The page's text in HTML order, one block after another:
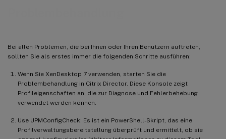
Bei allen Problemen, die bei Ihnen oder Ihren Benutzern auftreten,
sollten Sie als erstes immer die folgenden Schritte ausführen:
Wenn Sie XenDesktop 7 verwenden, starten Sie die
Problembehandlung in Citrix Director. Diese Konsole zeigt
Profileigenschaften an, die zur Diagnose und Fehlerbehebung
verwendet werden können.
Use UPMConfigCheck: Es ist ein PowerShell-Skript, das eine
Profilverwaltungsbereitstellung überprüft und ermittelt, ob sie